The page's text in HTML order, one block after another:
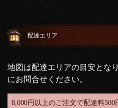
配達エリア
地図は配達エリアの目安とな
にお問合せください。
8,000円以上のご注文で配達料500